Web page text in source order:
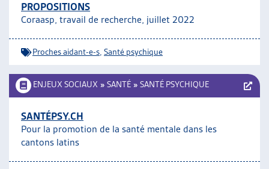
PROPOSITIONS
Coraasp, travail de recherche, juillet 2022
Proches aidant-e-s Santé psychique
ENJEUX SOCIAUX » SANTÉ » SANTÉ PSYCHIQUE
SANTÉPSY.CH
Pour la promotion de la santé mentale dans les
cantons latins